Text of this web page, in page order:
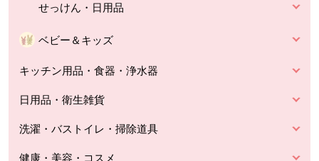
せっけん・日用品
ベビー＆キッズ
キッチン用品・食器・浄水器
日用品・衛生雑貨
洗濯・バストイレ・掃除道具
健康・美容・コスメ